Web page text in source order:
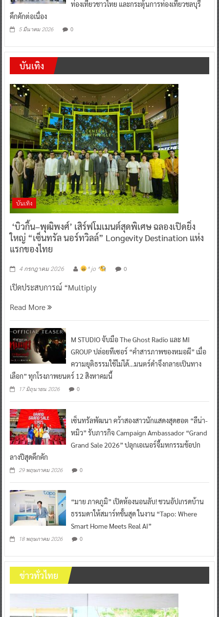
ท่องเที่ยวชาวไทย และกระตุ้นการท่องเที่ยวชลบุรี
คึกคักต่อเนื่อง
5 มีนาคม 2026 0
บันเทิง
บันเทิง
‘บิวกิ้น–พุฒิพงศ์’ เสิร์ฟโมเมนต์สุดพิเศษ ฉลองเปิดยิ่ง
ใหญ่ “เซ็นทรัล นอร์ทวิลล์” Longevity Destination แห่ง
แรกของไทย
4 กรกฎาคม 2026 ^ jo ^ 0
เปิดประสบการณ์ “Multiply
Read More
M STUDIO จับมือ The Ghost Radio และ MI
GROUP ปล่อยทีเซอร์ “คำสารภาพของหมอผี” เมื่อ
ความยุติธรรมใช้ไม่ได้…มนตร์ดำจึงกลายเป็นทาง
เลือก” ทุกโรงภาพยนตร์ 12 สิงหาคมนี้
17 มิถุนายน 2026 0
เซ็นทรัลพัฒนา คว้าสองสาวนักแสดงสุดฮอต “ลีน่า-
หมิว” รับภารกิจ Campaign Ambassador “Grand
Grand Sale 2026” ปลุกเอเนอร์จี้มหกรรมช้อปก
ลางปีสุดคึกคัก
29 พฤษภาคม 2026 0
“มาย ภาคภูมิ” เปิดห้องนอนลับ! ชวนอัปเกรดบ้าน
ธรรมดาให้สมาร์ทขั้นสุด ในงาน “Tapo: Where
Smart Home Meets Real AI”
18 พฤษภาคม 2026 0
ข่าวทั่วไทย